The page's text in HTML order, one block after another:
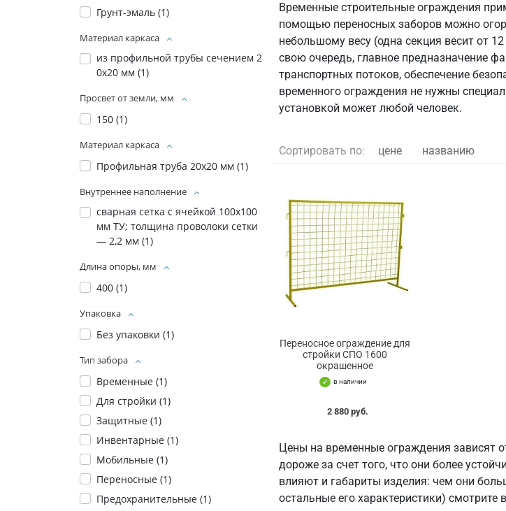
Грунт-эмаль (1)
Материал каркаса
из профильной трубы сечением 2
0х20 мм (1)
Просвет от земли, мм
150 (1)
Материал каркаса
Профильная труба 20x20 мм (1)
Внутреннее наполнение
сварная сетка с ячейкой 100х100
мм ТУ; толщина проволоки сетки
— 2,2 мм (1)
Длина опоры, мм
400 (1)
Упаковка
Без упаковки (1)
Тип забора
Временные (1)
Для стройки (1)
Защитные (1)
Инвентарные (1)
Мобильные (1)
Переносные (1)
Предохранительные (1)
Временные строительные ограждения
помощью переносных заборов можно
небольшому весу (одна секция весит от
свою очередь, главное предназначение
транспортных потоков, обеспечение
временного ограждения не нужны
установкой может любой человек.
Сортировать по: цене названию
Переносное ограждение для
стройки СПО 1600
окрашенное
в наличии
2 880 руб.
Цены на временные ограждения зависят
дороже за счет того, что они более
влияют и габариты изделия: чем они
остальные его характеристики) смотрите